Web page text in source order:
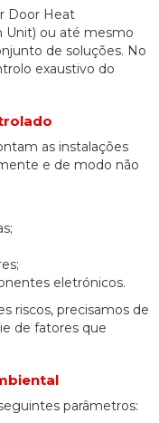
Door Heat
Unit) ou até mesmo
de soluções. No
exaustivo do
as instalações
e de modo não
eletrónicos.
riscos, precisamos de
de fatores que
parâmetros: